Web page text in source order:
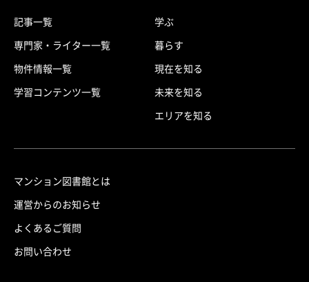
記事一覧
専門家・ライター一覧
物件情報一覧
学習コンテンツ一覧
学ぶ
暮らす
現在を知る
未来を知る
エリアを知る
マンション図書館とは
運営からのお知らせ
よくあるご質問
お問い合わせ